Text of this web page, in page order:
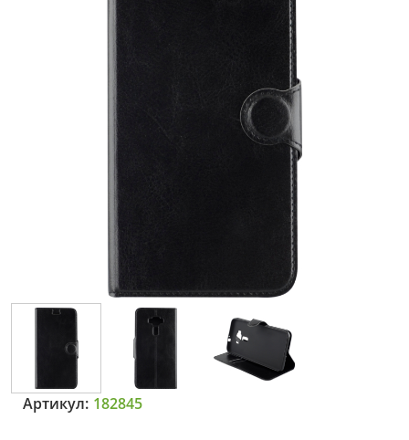
Артикул: 182845